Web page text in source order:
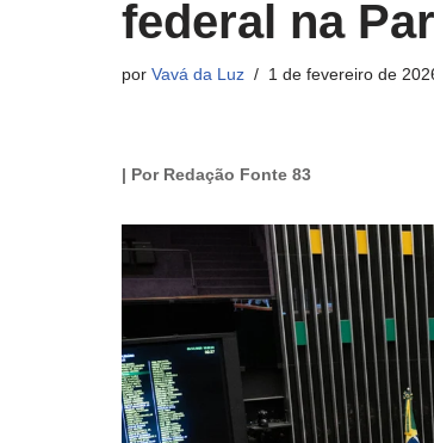
federal na
por Vavá da Luz 1 de fevereiro de
| Por Redação Fonte 83